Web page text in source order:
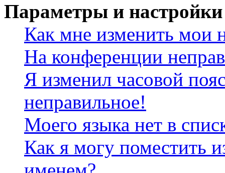
Параметры и настройки
Как мне изменить мои
На конференции
Я изменил часовой
неправильное!
Моего языка нет в
Как я могу поместить